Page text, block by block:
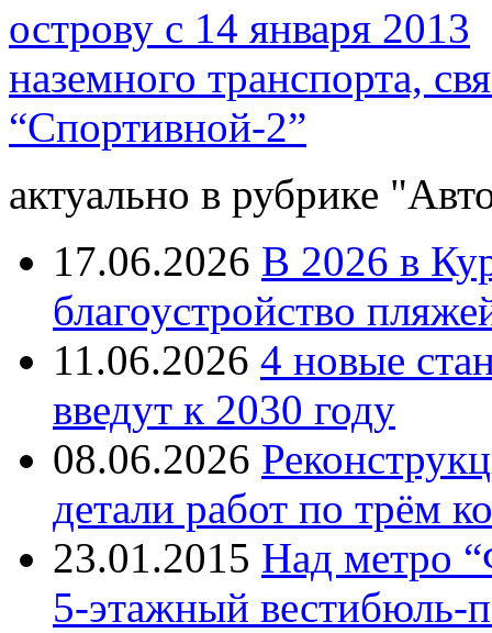
острову с 14 января 2013
наземного транспорта,
“Спортивной-2”
актуально в рубрике
17.06.2026 В 2026 в
благоустройство
11.06.2026 4 новые
введут к 2030 году
08.06.2026
детали работ по трём
23.01.2015 Над метро
5-этажный вестибюль-